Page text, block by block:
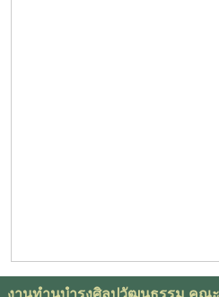
งานทำนุบำรุงศิลปวัฒนธรรม คณ